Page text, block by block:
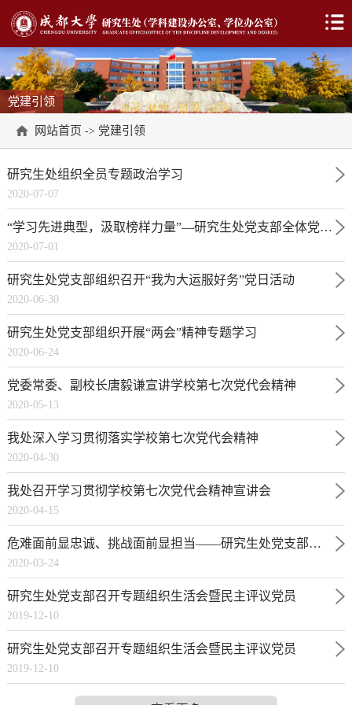
党建引领
网站首页 -> 党建引领
研究生处组织全员专题政治学习
2020-07-07
“学习先进典型，汲取榜样力量”—研究生处党支部全体党员观看学校庆祝“七一”党员先进事迹宣讲报告会
2020-07-01
研究生处党支部组织召开“我为大运服好务”党日活动
2020-06-30
研究生处党支部组织开展“两会”精神专题学习
2020-06-24
党委常委、副校长唐毅谦宣讲学校第七次党代会精神
2020-05-13
我处深入学习贯彻落实学校第七次党代会精神
2020-04-30
我处召开学习贯彻学校第七次党代会精神宣讲会
2020-04-15
危难面前显忠诚、挑战面前显担当——研究生处党支部开展主题党日活动
2020-03-24
研究生处党支部召开专题组织生活会暨民主评议党员
2019-12-10
研究生处党支部召开专题组织生活会暨民主评议党员
2019-12-10